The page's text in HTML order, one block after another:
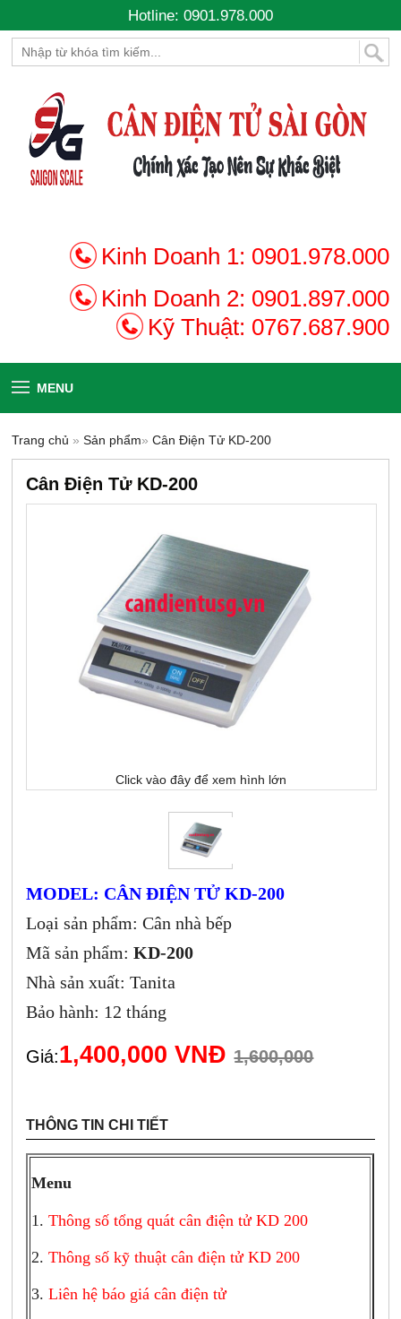
Hotline: 0901.978.000
Kinh Doanh 1: 0901.978.000
Kinh Doanh 2: 0901.897.000
Kỹ Thuật: 0767.687.900
MENU
Trang chủ »Sản phẩm»Cân Điện Tử KD-200
Cân Điện Tử KD-200
Click vào đây để xem hình lớn
MODEL: CÂN ĐIỆN TỬ KD-200
Loại sản phẩm: Cân nhà bếp
Mã sản phẩm:KD-200
Nhà sản xuất: Tanita
Bảo hành: 12 tháng
Giá:1,400,000 VNĐ1,600,000
THÔNG TIN CHI TIẾT
Menu
1.Thông số tổng quát cân điện tử KD 200
2.Thông số kỹ thuật cân điện tử KD 200
3.Liên hệ báo giá cân điện tử